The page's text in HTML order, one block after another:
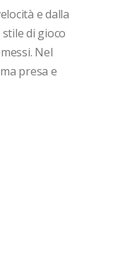
e dalla
di gioco
Nel
presa e